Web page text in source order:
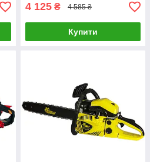
4 125 ₴ 4 585 ₴
Купити